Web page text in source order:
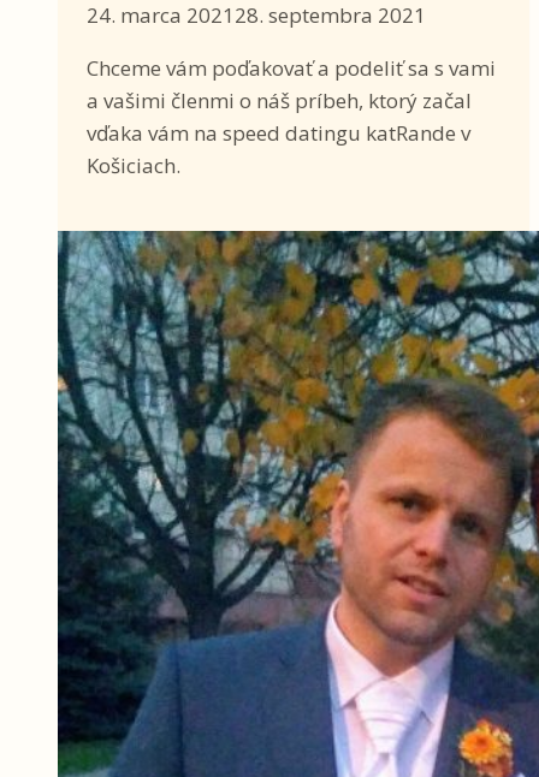
24. marca 2021 28. septembra 2021
Chceme vám poďakovať a podeliť sa s vami
a vašimi členmi o náš príbeh, ktorý začal
vďaka vám na speed datingu katRande v
Košiciach.